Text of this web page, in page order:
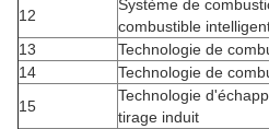
12
Système de
combustible
13
Technologie de
14
Technologie de
15
Technologie
tirage induit